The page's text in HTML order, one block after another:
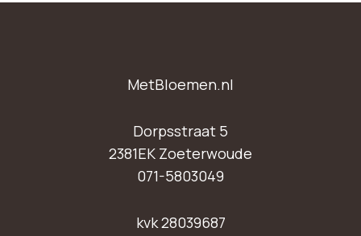
MetBloemen.nl
Dorpsstraat 5
2381EK Zoeterwoude
071-5803049
kvk 28039687